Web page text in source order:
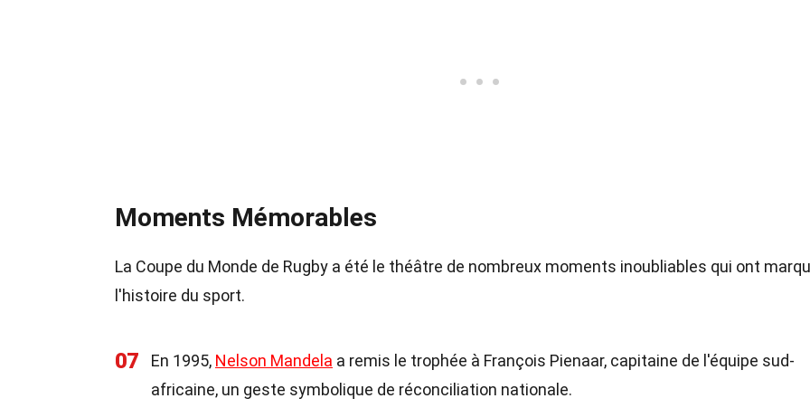
Moments Mémorables
La Coupe du Monde de Rugby a été le théâtre de nombreux moments inoubliables qui ont
l'histoire du sport.
07 En 1995, Nelson Mandela a remis le trophée à François Pienaar, capitaine de l'équipe sud-
africaine, un geste symbolique de réconciliation nationale.